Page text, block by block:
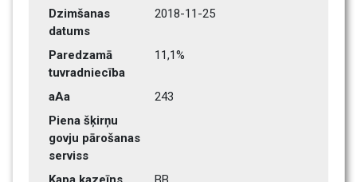
Dzimšanas
datums
2018-11-25
Paredzamā
tuvradniecība
11,1%
aAa
243
Piena šķirņu
govju pārošanas
serviss